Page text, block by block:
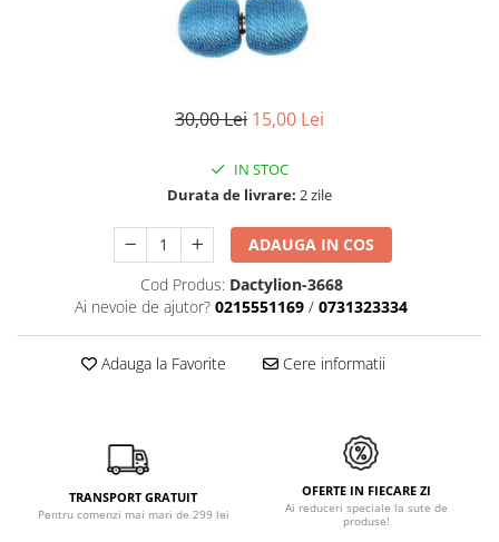
30,00 Lei 15,00 Lei
IN STOC
Durata de livrare: 2 zile
ADAUGA IN COS
Cod Produs: Dactylion-3668
Ai nevoie de ajutor? 0215551169 / 0731323334
Adauga la Favorite Cere informatii
TRANSPORT GRATUIT
Pentru comenzi mai mari de 299 lei
OFERTE IN FIECARE ZI
Ai reduceri speciale la sute de
produse!